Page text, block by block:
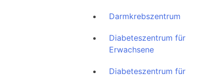
Darmkrebszentrum
Diabeteszentrum für
Erwachsene
Diabeteszentrum für